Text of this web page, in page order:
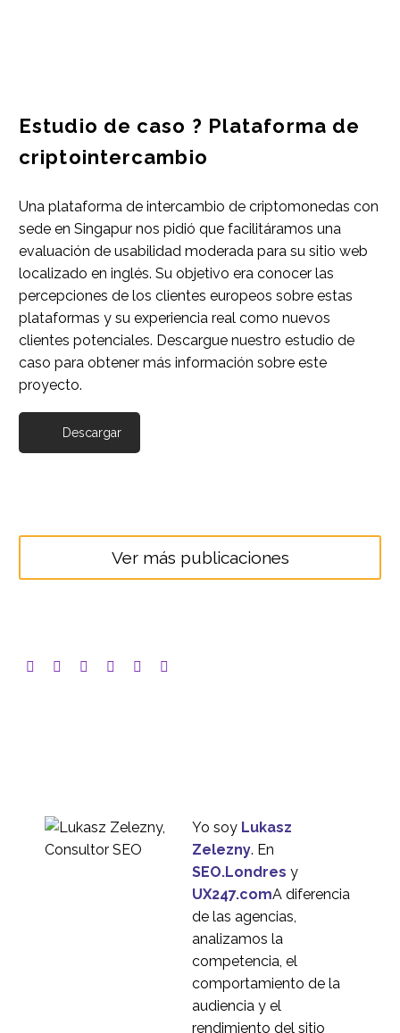
Estudio de caso ? Plataforma de
criptointercambio
Una plataforma de intercambio de criptomonedas con
sede en Singapur nos pidió que facilitáramos una
evaluación de usabilidad moderada para su sitio web
localizado en inglés. Su objetivo era conocer las
percepciones de los clientes europeos sobre estas
plataformas y su experiencia real como nuevos
clientes potenciales. Descargue nuestro estudio de
caso para obtener más información sobre este
proyecto.
Descargar
Ver más publicaciones
Yo soy Lukasz
Zelezny. En
SEO.Londres y
UX247.comA diferencia
de las agencias,
analizamos la
competencia, el
comportamiento de la
audiencia y el
rendimiento del sitio